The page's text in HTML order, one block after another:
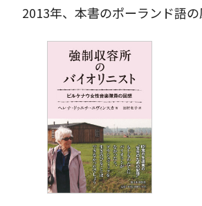
2013年、本書のポーランド語